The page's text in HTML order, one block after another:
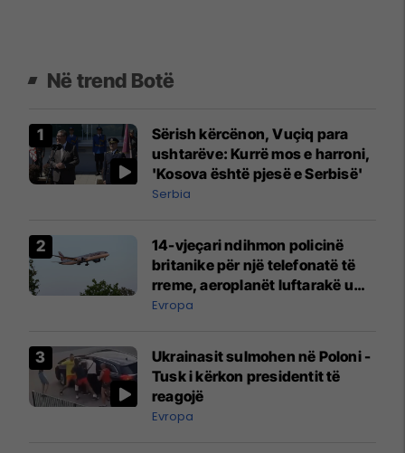
Në trend Botë
Sërish kërcënon, Vuçiq para
ushtarëve: Kurrë mos e harroni,
'Kosova është pjesë e Serbisë'
Serbia
14-vjeçari ndihmon policinë
britanike për një telefonatë të
rreme, aeroplanët luftarakë u
ngritën në ajër për të
Mançesterit
Evropa
Ukrainasit sulmohen në Poloni -
Tusk i kërkon presidentit të
reagojë
Evropa